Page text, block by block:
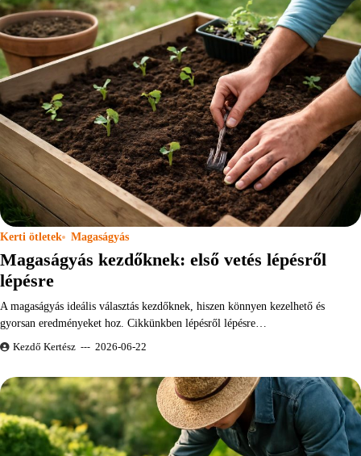
Kerti ötletek Magaságyás
Magaságyás kezdőknek: első vetés lépésről
lépésre
A magaságyás ideális választás kezdőknek, hiszen könnyen kezelhető és
gyorsan eredményeket hoz. Cikkünkben lépésről lépésre…
Kezdő Kertész 2026-06-22